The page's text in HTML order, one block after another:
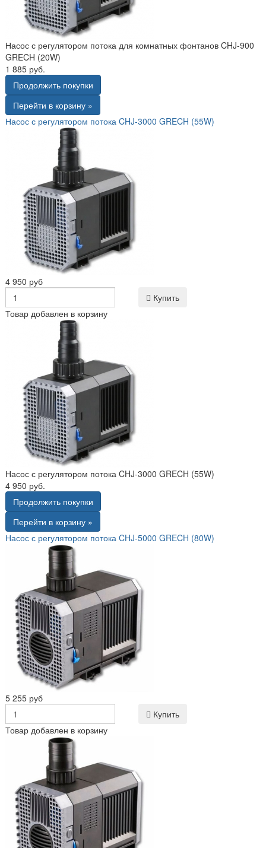
Насос с регулятором потока для комнатных фонтанов CHJ-900
GRECH (20W)
1 885 руб.
Продолжить покупки
Перейти в корзину »
Насос с регулятором потока CHJ-3000 GRECH (55W)
4 950 руб
Купить
Товар добавлен в корзину
Насос с регулятором потока CHJ-3000 GRECH (55W)
4 950 руб.
Продолжить покупки
Перейти в корзину »
Насос с регулятором потока CHJ-5000 GRECH (80W)
5 255 руб
Купить
Товар добавлен в корзину